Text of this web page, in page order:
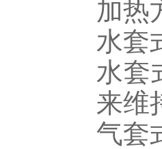
加热
水套
水套
来维
气套